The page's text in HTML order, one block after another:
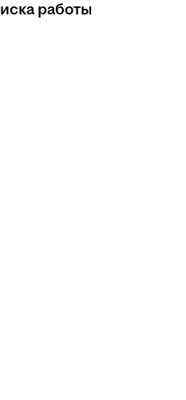
работы